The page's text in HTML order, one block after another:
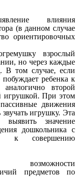
влияния
(в данном случае
ориентировочных
взрослый
но через каждые
В том случае, если
ребенка к
аналогично второй
игрушкой. При этом
движения
игрушку. Эта
значение
дошкольника с
к совершению
возможности
предметов по